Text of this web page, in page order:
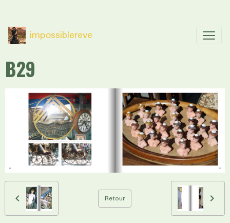
impossiblereve
B29
Retour